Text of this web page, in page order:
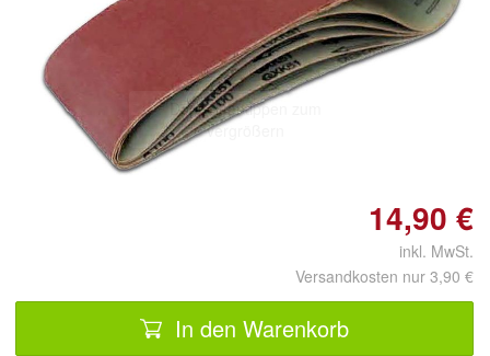
Doppelt antippen zum
vergrößern
14,90 €
inkl. MwSt.
Versandkosten nur 3,90 €
In den Warenkorb